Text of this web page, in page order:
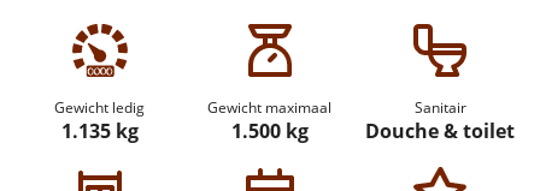
Gewicht ledig
1.135 kg
Gewicht maximaal
1.500 kg
Sanitair
Douche & toilet